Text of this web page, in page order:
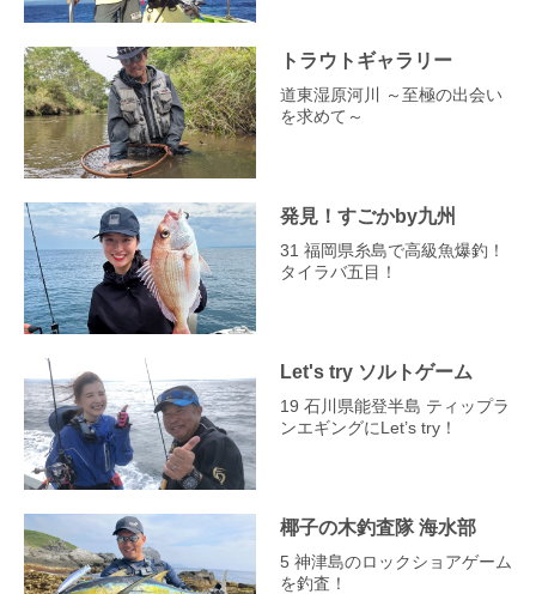
トラウトギャラリー
道東湿原河川 ～至極の出会い
を求めて～
発見！すごかby九州
31 福岡県糸島で高級魚爆釣！
タイラバ五目！
Let's try ソルトゲーム
19 石川県能登半島 ティップラ
ンエギングにLet’s try！
椰子の木釣査隊 海水部
5 神津島のロックショアゲーム
を釣査！